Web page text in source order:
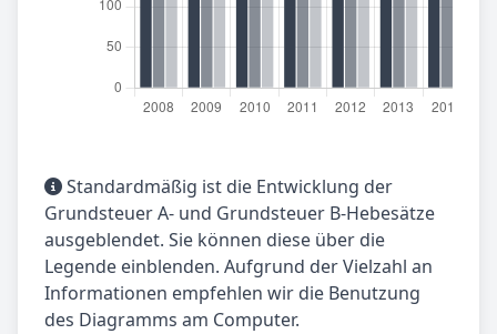
Standardmäßig ist die Entwicklung der
Grundsteuer A- und Grundsteuer B-Hebesätze
ausgeblendet. Sie können diese über die
Legende einblenden. Aufgrund der Vielzahl an
Informationen empfehlen wir die Benutzung
des Diagramms am Computer.